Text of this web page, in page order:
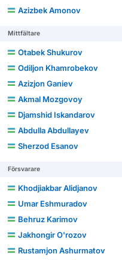
Azizbek Amonov
Mittfältare
Otabek Shukurov
Odiljon Khamrobekov
Azizjon Ganiev
Akmal Mozgovoy
Djamshid Iskandarov
Abdulla Abdullayev
Sherzod Esanov
Försvarare
Khodjiakbar Alidjanov
Umar Eshmuradov
Behruz Karimov
Jakhongir O'rozov
Rustamjon Ashurmatov